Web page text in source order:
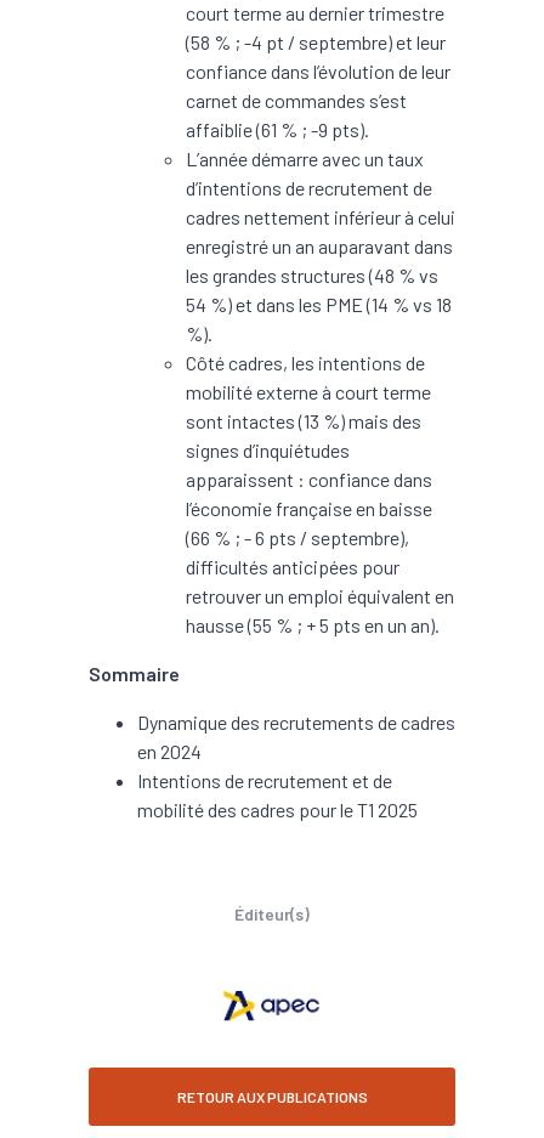
court terme au dernier trimestre
(58 % ; -4 pt / septembre) et leur
confiance dans l’évolution de leur
carnet de commandes s’est
affaiblie (61 % ; -9 pts).
L’année démarre avec un taux
d’intentions de recrutement de
cadres nettement inférieur à celui
enregistré un an auparavant dans
les grandes structures (48 % vs
54 %) et dans les PME (14 % vs 18
%).
Côté cadres, les intentions de
mobilité externe à court terme
sont intactes (13 %) mais des
signes d’inquiétudes
apparaissent : confiance dans
l’économie française en baisse
(66 % ; - 6 pts / septembre),
difficultés anticipées pour
retrouver un emploi équivalent en
hausse (55 % ; + 5 pts en un an).
Sommaire
Dynamique des recrutements de cadres
en 2024
Intentions de recrutement et de
mobilité des cadres pour le T1 2025
Éditeur(s)
RETOUR AUX PUBLICATIONS